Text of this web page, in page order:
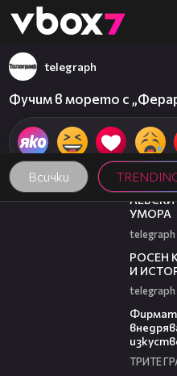
👾
Всички
telegraph
Фучим в морето с
31:36
ЛЕВСКИ
УМОРА
telegraph
РОСЕН
И
telegraph
ТРИТЕ